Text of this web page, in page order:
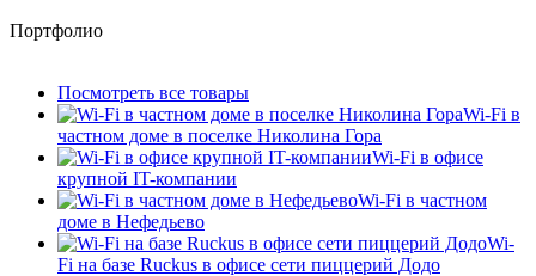
Портфолио
Посмотреть все товары
Wi-Fi в
частном доме в поселке Николина Гора
Wi-Fi в офисе
крупной IT-компании
Wi-Fi в частном
доме в Нефедьево
Wi-
Fi на базе Ruckus в офисе сети пиццерий Додо